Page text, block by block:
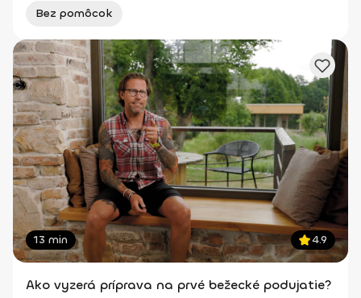
Bez pomôcok
13 min 4.9
Ako vyzerá príprava na prvé bežecké podujatie?